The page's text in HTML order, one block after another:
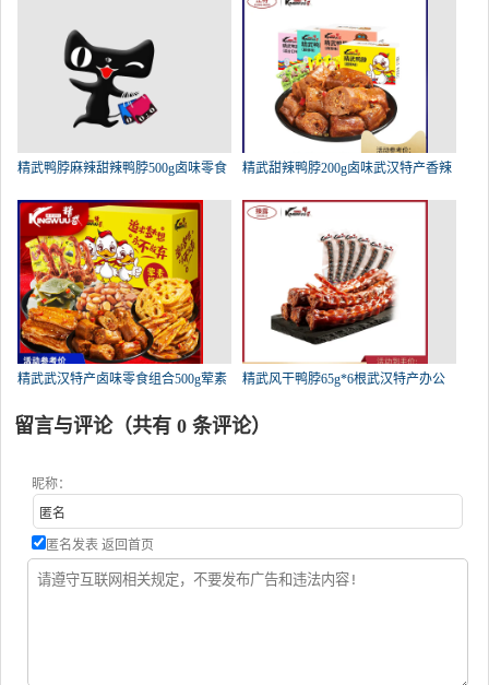
精武鸭脖麻辣甜辣鸭脖500g卤味零食 精武甜辣鸭脖200g卤味武汉特产香辣
精武武汉特产卤味零食组合500g荤素 精武风干鸭脖65g*6根武汉特产办公
留言与评论（共有 0 条评论）
昵称：
匿名发表 返回首页